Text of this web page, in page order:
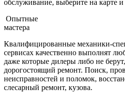
обслуживание, выберите на карте и
Опытные
мастера
Квалифицированные механики-
сервисах качественно выполнят
даже которые дилеры либо не
дорогостоящий ремонт. Поиск,
неисправностей и поломок,
слесарный ремонт, кузова.